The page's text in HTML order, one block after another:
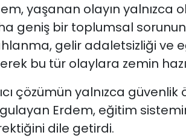
yaşanan olayın yalnızca
geniş bir toplumsal
gelir adaletsizliği ve
bu tür olaylara zemin
çözümün yalnızca
Erdem, eğitim
dile getirdi.